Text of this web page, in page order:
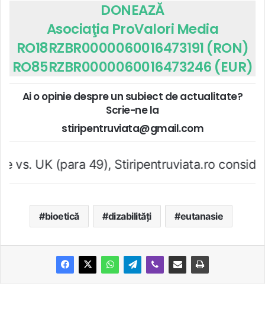
DONEAZĂ
Asociaţia ProValori Media
RO18RZBR0000060016473191 (RON)
RO85RZBR0000060016473246 (EUR)
Ai o opinie despre un subiect de actualitate?
Scrie-ne la
stiripentruviata@gmail.com
49), Stiripentruviata.ro consideră
bioetică dizabilităţi eutanasie